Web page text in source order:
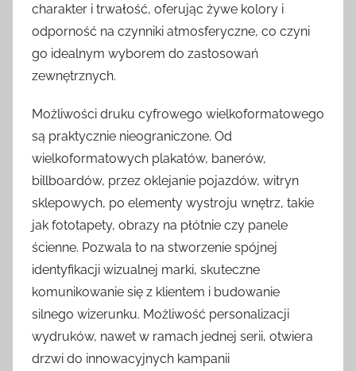
charakter i trwałość, oferując żywe kolory i
odporność na czynniki atmosferyczne, co czyni
go idealnym wyborem do zastosowań
zewnętrznych.
Możliwości druku cyfrowego wielkoformatowego
są praktycznie nieograniczone. Od
wielkoformatowych plakatów, banerów,
billboardów, przez oklejanie pojazdów, witryn
sklepowych, po elementy wystroju wnętrz, takie
jak fototapety, obrazy na płótnie czy panele
ścienne. Pozwala to na stworzenie spójnej
identyfikacji wizualnej marki, skuteczne
komunikowanie się z klientem i budowanie
silnego wizerunku. Możliwość personalizacji
wydruków, nawet w ramach jednej serii, otwiera
drzwi do innowacyjnych kampanii